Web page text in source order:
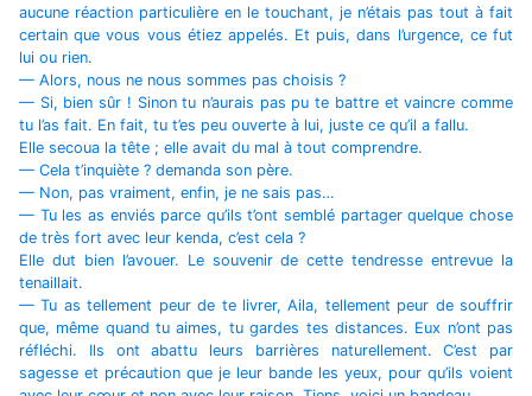
aucune réaction particulière en le touchant, je n’étais pas tout à fait
certain que vous vous étiez appelés. Et puis, dans l’urgence, ce fut
lui ou rien.
— Alors, nous ne nous sommes pas choisis ?
— Si, bien sûr ! Sinon tu n’aurais pas pu te battre et vaincre comme
tu l’as fait. En fait, tu t’es peu ouverte à lui, juste ce qu’il a fallu.
Elle secoua la tête ; elle avait du mal à tout comprendre.
— Cela t’inquiète ? demanda son père.
— Non, pas vraiment, enfin, je ne sais pas…
— Tu les as enviés parce qu’ils t’ont semblé partager quelque chose
de très fort avec leur kenda, c’est cela ?
Elle dut bien l’avouer. Le souvenir de cette tendresse entrevue la
tenaillait.
— Tu as tellement peur de te livrer, Aila, tellement peur de souffrir
que, même quand tu aimes, tu gardes tes distances. Eux n’ont pas
réfléchi. Ils ont abattu leurs barrières naturellement. C’est par
sagesse et précaution que je leur bande les yeux, pour qu’ils voient